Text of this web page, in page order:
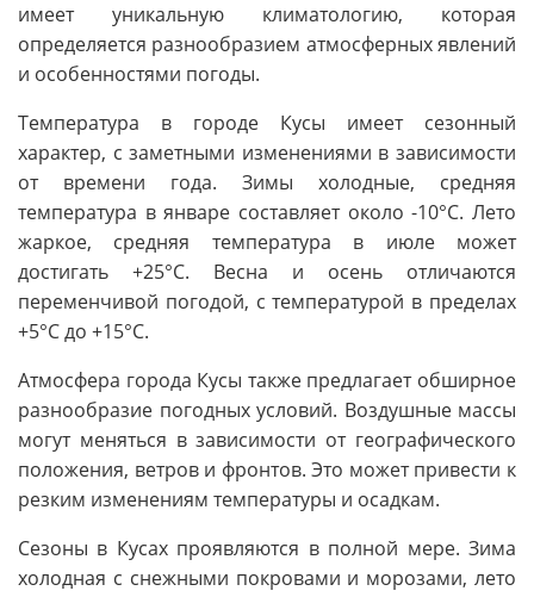
имеет уникальную климатологию, которая
определяется разнообразием атмосферных явлений
и особенностями погоды.
Температура в городе Кусы имеет сезонный
характер, с заметными изменениями в зависимости
от времени года. Зимы холодные, средняя
температура в январе составляет около -10°С. Лето
жаркое, средняя температура в июле может
достигать +25°С. Весна и осень отличаются
переменчивой погодой, с температурой в пределах
+5°С до +15°С.
Атмосфера города Кусы также предлагает обширное
разнообразие погодных условий. Воздушные массы
могут меняться в зависимости от географического
положения, ветров и фронтов. Это может привести к
резким изменениям температуры и осадкам.
Сезоны в Кусах проявляются в полной мере. Зима
холодная с снежными покровами и морозами, лето